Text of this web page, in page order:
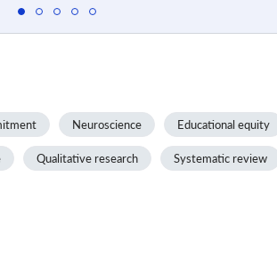
Neuroscience Educational equity
Qualitative research Systematic review